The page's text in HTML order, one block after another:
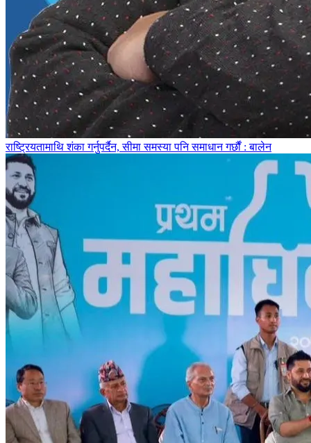
राष्ट्रियतामाथि शंका गर्नुपर्दैन, सीमा समस्या पनि समाधान गर्छौं : बालेन